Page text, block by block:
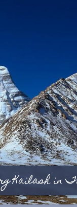
Kailash in